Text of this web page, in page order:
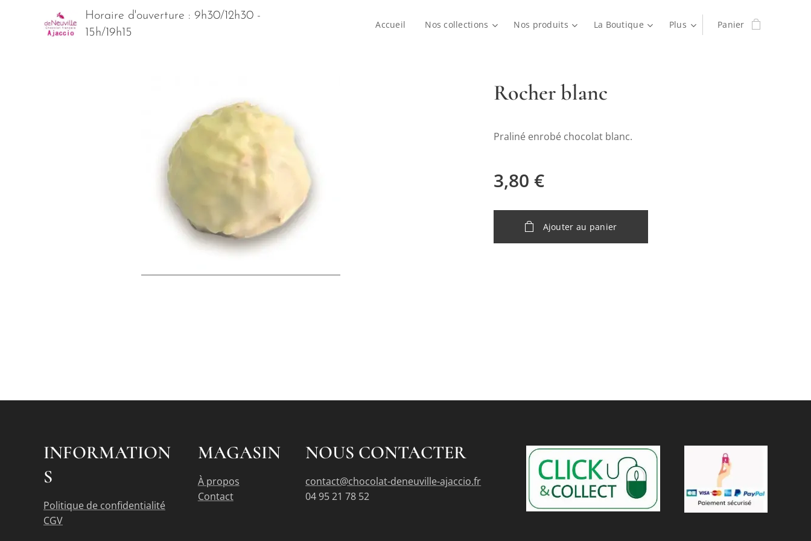
Horaire d'ouverture : 9h30/12h30 -
15h/19h15
Accueil Nos collections Nos produits La Boutique Plus Panier
Rocher blanc
Praliné enrobé chocolat blanc.
3,80 €
Ajouter au panier
INFORMATION
S
Politique de confidentialité
CGV
MAGASIN
À propos
Contact
NOUS CONTACTER
contact@chocolat-deneuville-ajaccio.fr
04 95 21 78 52